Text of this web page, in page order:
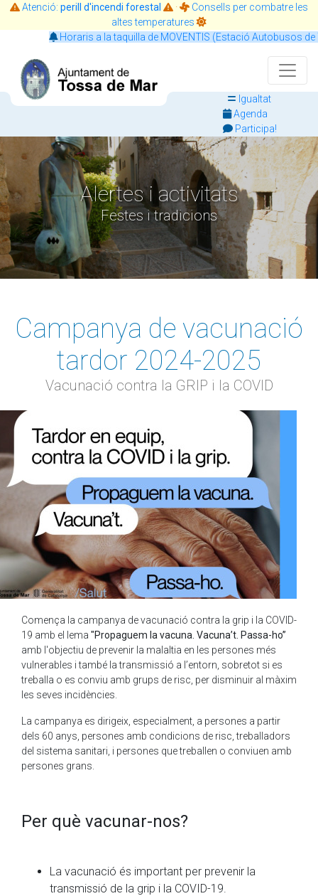
Atenció: perill d'incendi forestal ·
Consells per combatre les
altes temperatures
Horaris a la taquilla de MOVENTIS (Estació Autobusos de
Igualtat
Agenda
Participa!
Alertes i activitats
Festes i tradicions
Campanya de vacunació
tardor 2024-2025
Vacunació contra la GRIP i la COVID
Comença la campanya de vacunació contra la grip i la COVID-
19 amb el lema "Propaguem la vacuna. Vacuna’t. Passa-ho”
amb l'objectiu de prevenir la malaltia en les persones més
vulnerables i també la transmissió a l’entorn, sobretot si es
treballa o es conviu amb grups de risc, per disminuir al màxim
les seves incidències.
La campanya es dirigeix, especialment, a persones a partir
dels 60 anys, persones amb condicions de risc, treballadors
del sistema sanitari, i persones que treballen o conviuen amb
persones grans.
Per què vacunar-nos?
La vacunació és important per prevenir la
transmissió de la grip i la COVID-19.